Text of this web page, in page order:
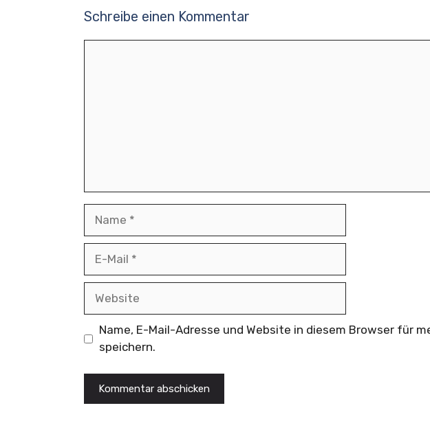
Schreibe einen Kommentar
Name, E-Mail-Adresse und Website in diesem Browser für
speichern.